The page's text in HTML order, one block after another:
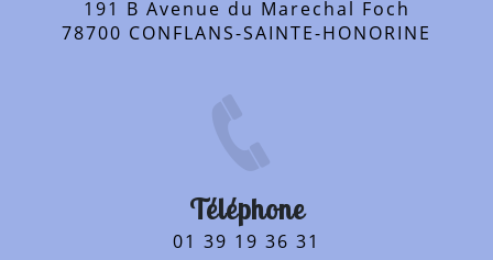
191 B Avenue du Marechal Foch
78700 CONFLANS-SAINTE-HONORINE
Téléphone
01 39 19 36 31